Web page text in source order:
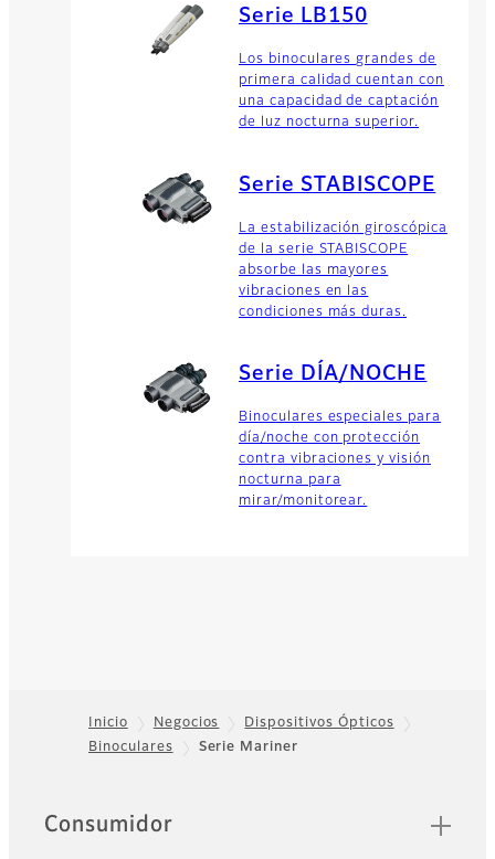
Serie LB150
Los binoculares grandes de
primera calidad cuentan con
una capacidad de captación
de luz nocturna superior.
Serie STABISCOPE
La estabilización giroscópica
de la serie STABISCOPE
absorbe las mayores
vibraciones en las
condiciones más duras.
Serie DÍA/NOCHE
Binoculares especiales para
día/noche con protección
contra vibraciones y visión
nocturna para
mirar/monitorear.
Footer
Inicio Negocios
Dispositivos Ópticos
Binoculares
Serie Mariner
Sitemap
Consumidor